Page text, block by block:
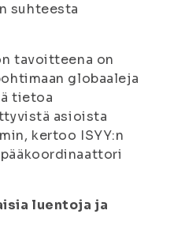
suhteesta
tavoitteena on
globaaleja
tietoa
asioista
kertoo ISYY:n
luentoja ja